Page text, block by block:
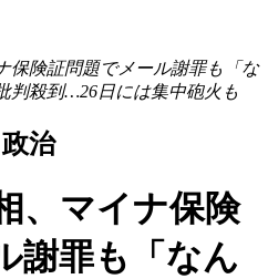
保険証問題でメール謝罪も「な
判殺到…26日には集中砲火も
治
、マイナ保険
謝罪も「なん